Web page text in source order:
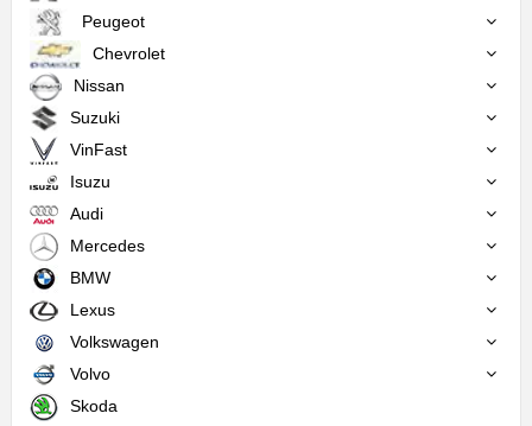
Peugeot
Chevrolet
Nissan
Suzuki
VinFast
Isuzu
Audi
Mercedes
BMW
Lexus
Volkswagen
Volvo
Skoda